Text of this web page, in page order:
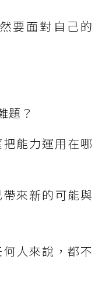
要面對自己的
題？
能力運用在哪
來新的可能與
人來說，都不